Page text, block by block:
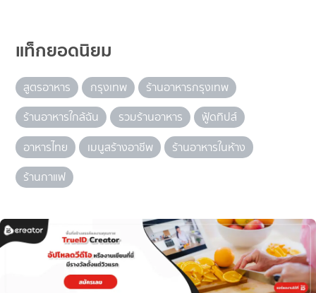
แท็กยอดนิยม
สูตรอาหาร กรุงเทพ
ร้านอาหารกรุงเทพ
ร้านอาหารใกล้ฉัน
รวมร้านอาหาร
ฟู้ดทิปส์
อาหารไทย
เมนูสร้างอาชีพ
ร้านอาหารในห้าง
ร้านกาแฟ